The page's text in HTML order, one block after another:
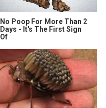
No Poop For More Than 2
Days - It's The First Sign
Of